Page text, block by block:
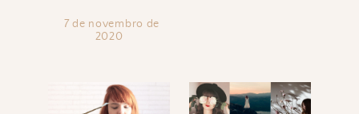
7 de novembro de
2020